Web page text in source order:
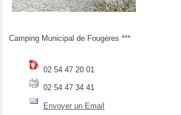
Camping Municipal de Fougères ***
02 54 47 20 01
02 54 47 34 41
Envoyer un Email